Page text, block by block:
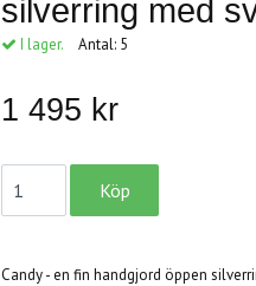
silverring med
I lager. Antal: 5
1 495 kr
Candy - en fin handgjord öppen